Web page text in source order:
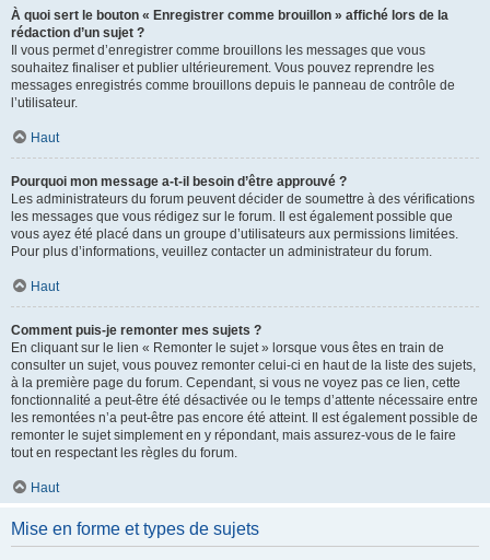
À quoi sert le bouton « Enregistrer comme brouillon » affiché lors de la
rédaction d’un sujet ?
Il vous permet d’enregistrer comme brouillons les messages que vous
souhaitez finaliser et publier ultérieurement. Vous pouvez reprendre les
messages enregistrés comme brouillons depuis le panneau de contrôle de
l’utilisateur.
Haut
Pourquoi mon message a-t-il besoin d’être approuvé ?
Les administrateurs du forum peuvent décider de soumettre à des vérifications
les messages que vous rédigez sur le forum. Il est également possible que
vous ayez été placé dans un groupe d’utilisateurs aux permissions limitées.
Pour plus d’informations, veuillez contacter un administrateur du forum.
Haut
Comment puis-je remonter mes sujets ?
En cliquant sur le lien « Remonter le sujet » lorsque vous êtes en train de
consulter un sujet, vous pouvez remonter celui-ci en haut de la liste des sujets,
à la première page du forum. Cependant, si vous ne voyez pas ce lien, cette
fonctionnalité a peut-être été désactivée ou le temps d’attente nécessaire entre
les remontées n’a peut-être pas encore été atteint. Il est également possible de
remonter le sujet simplement en y répondant, mais assurez-vous de le faire
tout en respectant les règles du forum.
Haut
Mise en forme et types de sujets